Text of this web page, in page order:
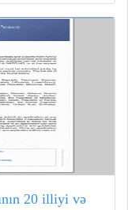
20 illiyi və